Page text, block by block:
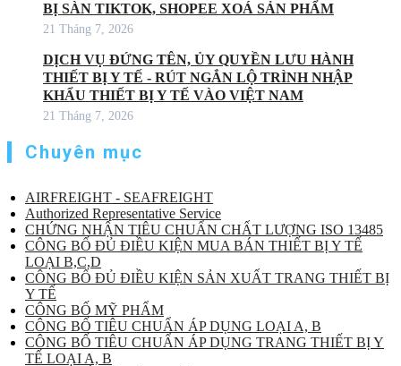
BỊ SÀN TIKTOK, SHOPEE XOÁ SẢN PHẨM
21 Tháng 7, 2026
DỊCH VỤ ĐỨNG TÊN, ỦY QUYỀN LƯU HÀNH
THIẾT BỊ Y TẾ - RÚT NGẮN LỘ TRÌNH NHẬP
KHẨU THIẾT BỊ Y TẾ VÀO VIỆT NAM
21 Tháng 7, 2026
Chuyên mục
AIRFREIGHT - SEAFREIGHT
Authorized Representative Service
CHỨNG NHẬN TIÊU CHUẨN CHẤT LƯỢNG ISO 13485
CÔNG BỐ ĐỦ ĐIỀU KIỆN MUA BÁN THIẾT BỊ Y TẾ
LOẠI B,C,D
CÔNG BỐ ĐỦ ĐIỀU KIỆN SẢN XUẤT TRANG THIẾT BỊ
Y TẾ
CÔNG BỐ MỸ PHẨM
CÔNG BỐ TIÊU CHUẨN ÁP DỤNG LOẠI A, B
CÔNG BỐ TIÊU CHUẨN ÁP DỤNG TRANG THIẾT BỊ Y
TẾ LOẠI A, B